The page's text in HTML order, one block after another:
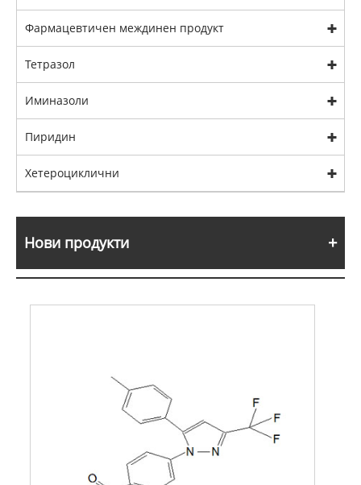
Фармацевтичен междинен продукт
Тетразол
Иминазоли
Пиридин
Хетероциклични
Нови продукти